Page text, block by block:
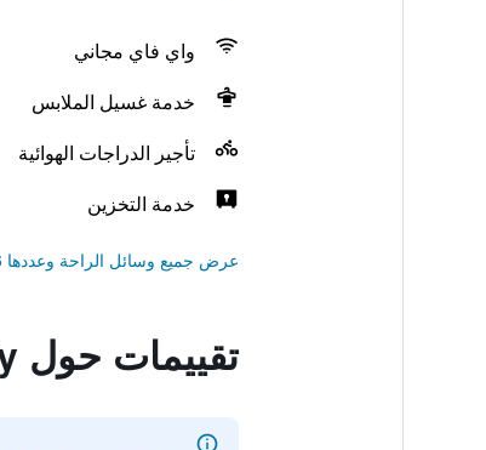
واي فاي مجاني
خدمة غسيل الملابس
تأجير الدراجات الهوائية
خدمة التخزين
عرض جميع وسائل الراحة وعددها 6
تقييمات حول Comeinn Guesthouse Hongdae-Female Only